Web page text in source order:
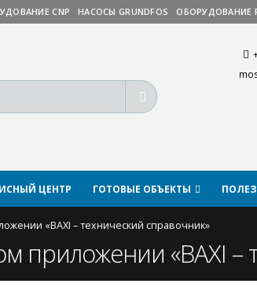
CNP НАСОСЫ GRUNDFOS ОБОРУДОВАНИЕ
ЦЕНТР ГОТОВЫЕ ОБЪЕКТЫ
«BAXI – технический справочник»
приложении «BAXI –